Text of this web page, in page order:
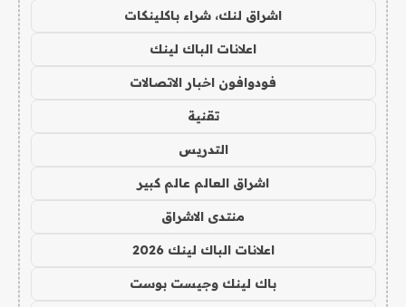
اشراق لنك، شراء باكلينكات
اعلانات الباك لينك
فودوافون اخبار الاتصالات
تقنية
التدريس
اشراق العالم عالم كبير
منتدى الاشراق
اعلانات الباك لينك 2026
باك لينك وجيست بوست